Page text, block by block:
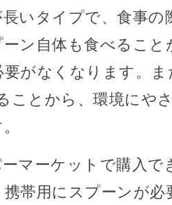
いタイプで、食事の
ン自体も食べるこ
要がなくなります。
ことから、環境にや
マーケットで購入で
携帯用にスプーンが